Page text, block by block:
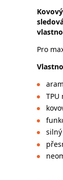
Pro
TPU